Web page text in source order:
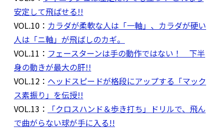
安定して飛ばせる!!
VOL.10： カラダが柔軟な人は「一軸」、カラダが硬い
人は「ニ軸」が飛ばしのカギ。
VOL.11： フェースターンは手の動作ではない！ 下半
身の動きが最大の肝!!
VOL.12： ヘッドスピードが格段にアップする「マック
ス素振り」を伝授!!
VOL.13：
「クロスハンド＆歩き打ち」ドリルで、飛ん
で曲がらない球が手に入る!!